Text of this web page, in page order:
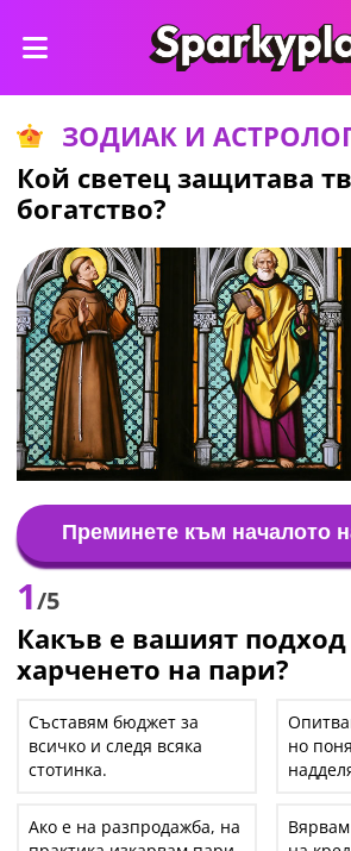
ЗОДИАК И
Кой светец защитава
богатство?
Преминете към началото
1/5
Какъв е вашият
харченето на пари?
Съставям бюджет за
всичко и следя всяка
стотинка.
но
Ако е на разпродажба, на